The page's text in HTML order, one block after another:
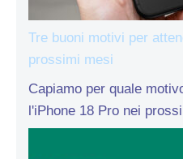
Tre buoni motivi per
prossimi mesi
Capiamo per quale
l'iPhone 18 Pro nei